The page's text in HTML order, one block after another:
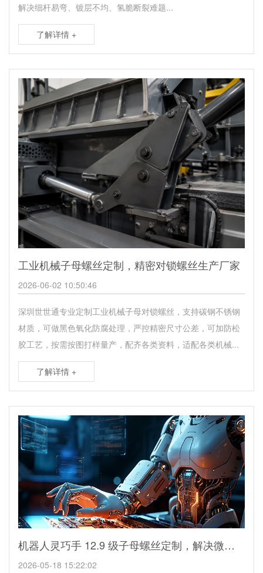
解决细杆易弯、镀层不均、氢脆断裂难题...
了解详情 +
工业机械子母螺丝定制，精密对锁螺丝生产厂家
2026-06-02 10:50:46
深圳世世通专业定制工业机械子母对锁螺丝，支持碳钢不锈钢
材质，可做黑色氧化防腐处理，严控精密尺寸公差，可加防松
胶工艺，按需按图打样量产，配齐各类资料，适配各类机械...
了解详情 +
机器人灵巧手 12.9 级子母螺丝定制，解决微型精密关节螺丝卡脖子难题
2026-05-18 15:22:02